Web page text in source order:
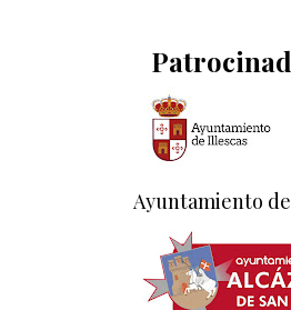
Ayuntamiento